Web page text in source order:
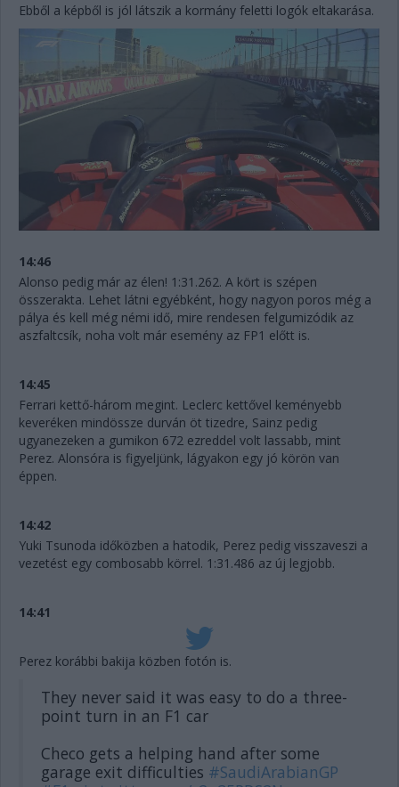
Ebből a képből is jól látszik a kormány feletti logók eltakarása.
14:46
Alonso pedig már az élen! 1:31.262. A kört is szépen
összerakta. Lehet látni egyébként, hogy nagyon poros még a
pálya és kell még némi idő, mire rendesen felgumizódik az
aszfaltcsík, noha volt már esemény az FP1 előtt is.
14:45
Ferrari kettő-három megint. Leclerc kettővel keményebb
keveréken mindössze durván öt tizedre, Sainz pedig
ugyanezeken a gumikon 672 ezreddel volt lassabb, mint
Perez. Alonsóra is figyeljünk, lágyakon egy jó körön van
éppen.
14:42
Yuki Tsunoda időközben a hatodik, Perez pedig visszaveszi a
vezetést egy combosabb körrel. 1:31.486 az új legjobb.
14:41
Perez korábbi bakija közben fotón is.
They never said it was easy to do a three-
point turn in an F1 car
Checo gets a helping hand after some
garage exit difficulties #SaudiArabianGP